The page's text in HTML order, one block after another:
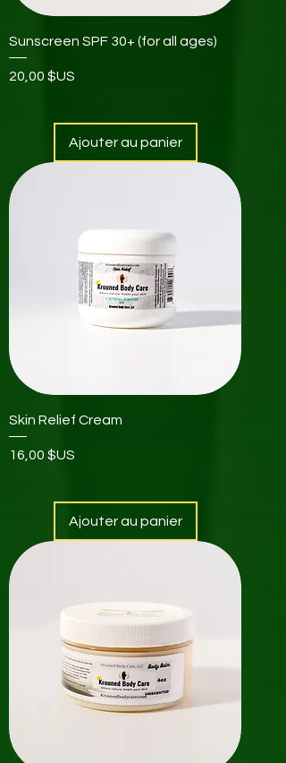
Sunscreen SPF 30+ (for all ages)
Prix
20,00 $US
Ajouter au panier
Skin Relief Cream
Prix
16,00 $US
Ajouter au panier